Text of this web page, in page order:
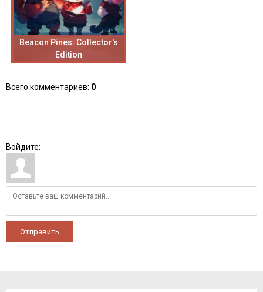
Beacon Pines: Collector's
Edition
Всего комментариев: 0
Войдите:
Отправить